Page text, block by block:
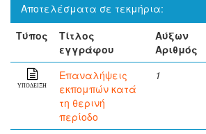
Αποτελέσματα σε τεκμήρια:
Τύπος
Τίτλος
εγγράφου
Αύξων
Αριθμός
ΥΠΟΔΕΙΞΗ
Επαναλήψεις
εκπομπών κατά
τη θερινή
περίοδο
1